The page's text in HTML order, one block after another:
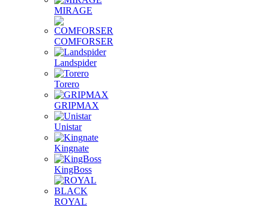
MIRAGE
COMFORSER
Landspider
Torero
GRIPMAX
Unistar
Kingnate
KingBoss
ROYAL